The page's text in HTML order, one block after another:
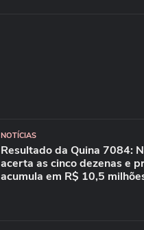
NOTÍCIAS
Resultado da Quina 7084:
acerta as cinco dezenas e
acumula em R$ 10,5